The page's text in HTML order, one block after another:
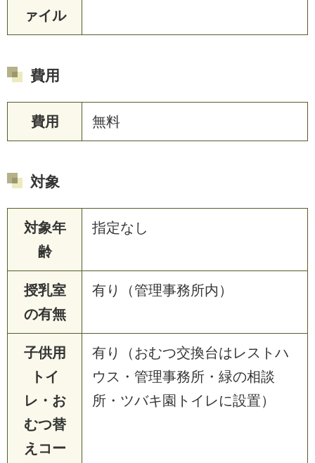
ァイル
費用
費用 無料
対象
対象年
齢
指定なし
授乳室
の有無
有り（管理事務所内）
子供用
トイ
レ・お
むつ替
えコー
有り（おむつ交換台はレストハ
ウス・管理事務所・緑の相談
所・ツバキ園トイレに設置）